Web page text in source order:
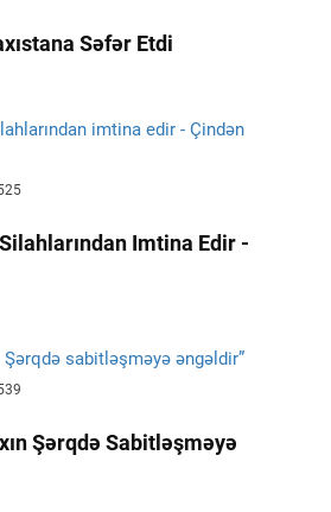
Səfər Etdi
Imtina Edir -
Şərqdə Sabitləşməyə